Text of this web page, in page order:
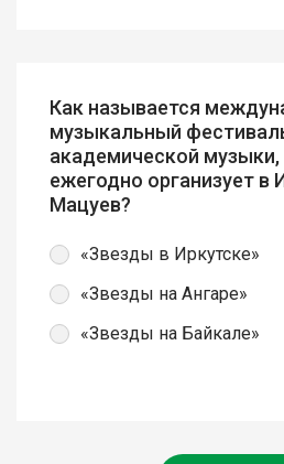
Как называется
музыкальный
академической
ежегодно организует в
Мацуев?
«Звезды в Иркутске»
«Звезды на Ангаре»
«Звезды на Байкале»